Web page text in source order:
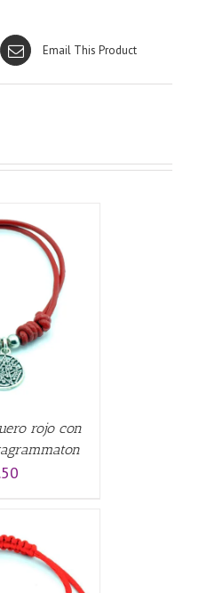
Email This Product
rojo con